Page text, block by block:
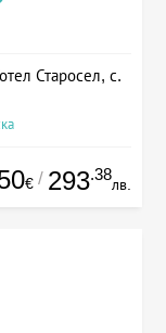
Старосел, с.
€ / 293.38
лв.